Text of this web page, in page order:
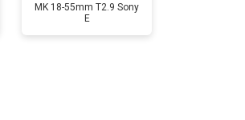
MK 18-55mm T2.9 Sony
E